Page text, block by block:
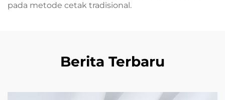
pada metode cetak tradisional.
Berita Terbaru